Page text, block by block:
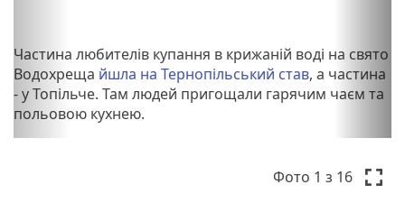
Частина любителів купання в крижаній воді на свято
Водохреща йшла на Тернопільський став, а частина
- у Топільче. Там людей пригощали гарячим чаєм та
польовою кухнею.
Фото 1 з 16
e